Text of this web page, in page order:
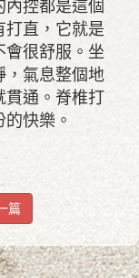
控都是這個
打直，它就是
會很舒服。坐
，氣息整個地
貫通。脊椎打
快樂。
篇